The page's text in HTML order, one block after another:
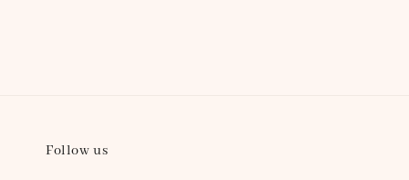
Follow us